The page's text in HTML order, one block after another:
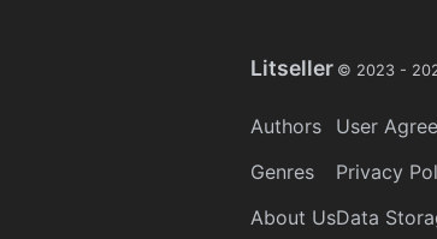
Litseller © 2023 -
Authors
Genres
About Us
User
Privacy
Data